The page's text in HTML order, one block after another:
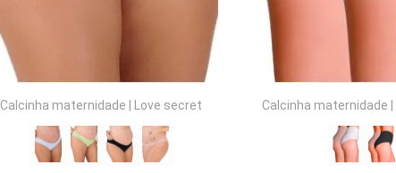
Calcinha maternidade Love secret Calcinha maternidade